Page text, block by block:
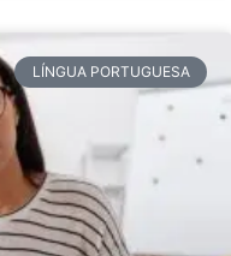
LÍNGUA PORTUGUESA